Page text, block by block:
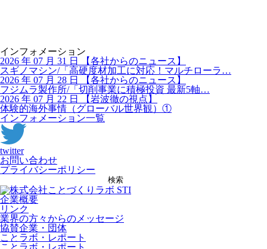
インフォメーション
2026 年 07 月 31 日
【各社からのニュース】
スギノマシン/「高硬度材加工に対応！マルチローラ…
2026 年 07 月 28 日
【各社からのニュース】
フジムラ製作所/「切削事業に積極投資 最新5軸…
2026 年 07 月 22 日
【岩波徹の視点】
体験的海外事情（グローバル世界観）①
インフォメーション一覧
twitter
お問い合わせ
プライバシーポリシー
検索
企業概要
リンク
業界の方々からのメッセージ
協賛企業・団体
ことラボ・レポート
ことラボ・レポート